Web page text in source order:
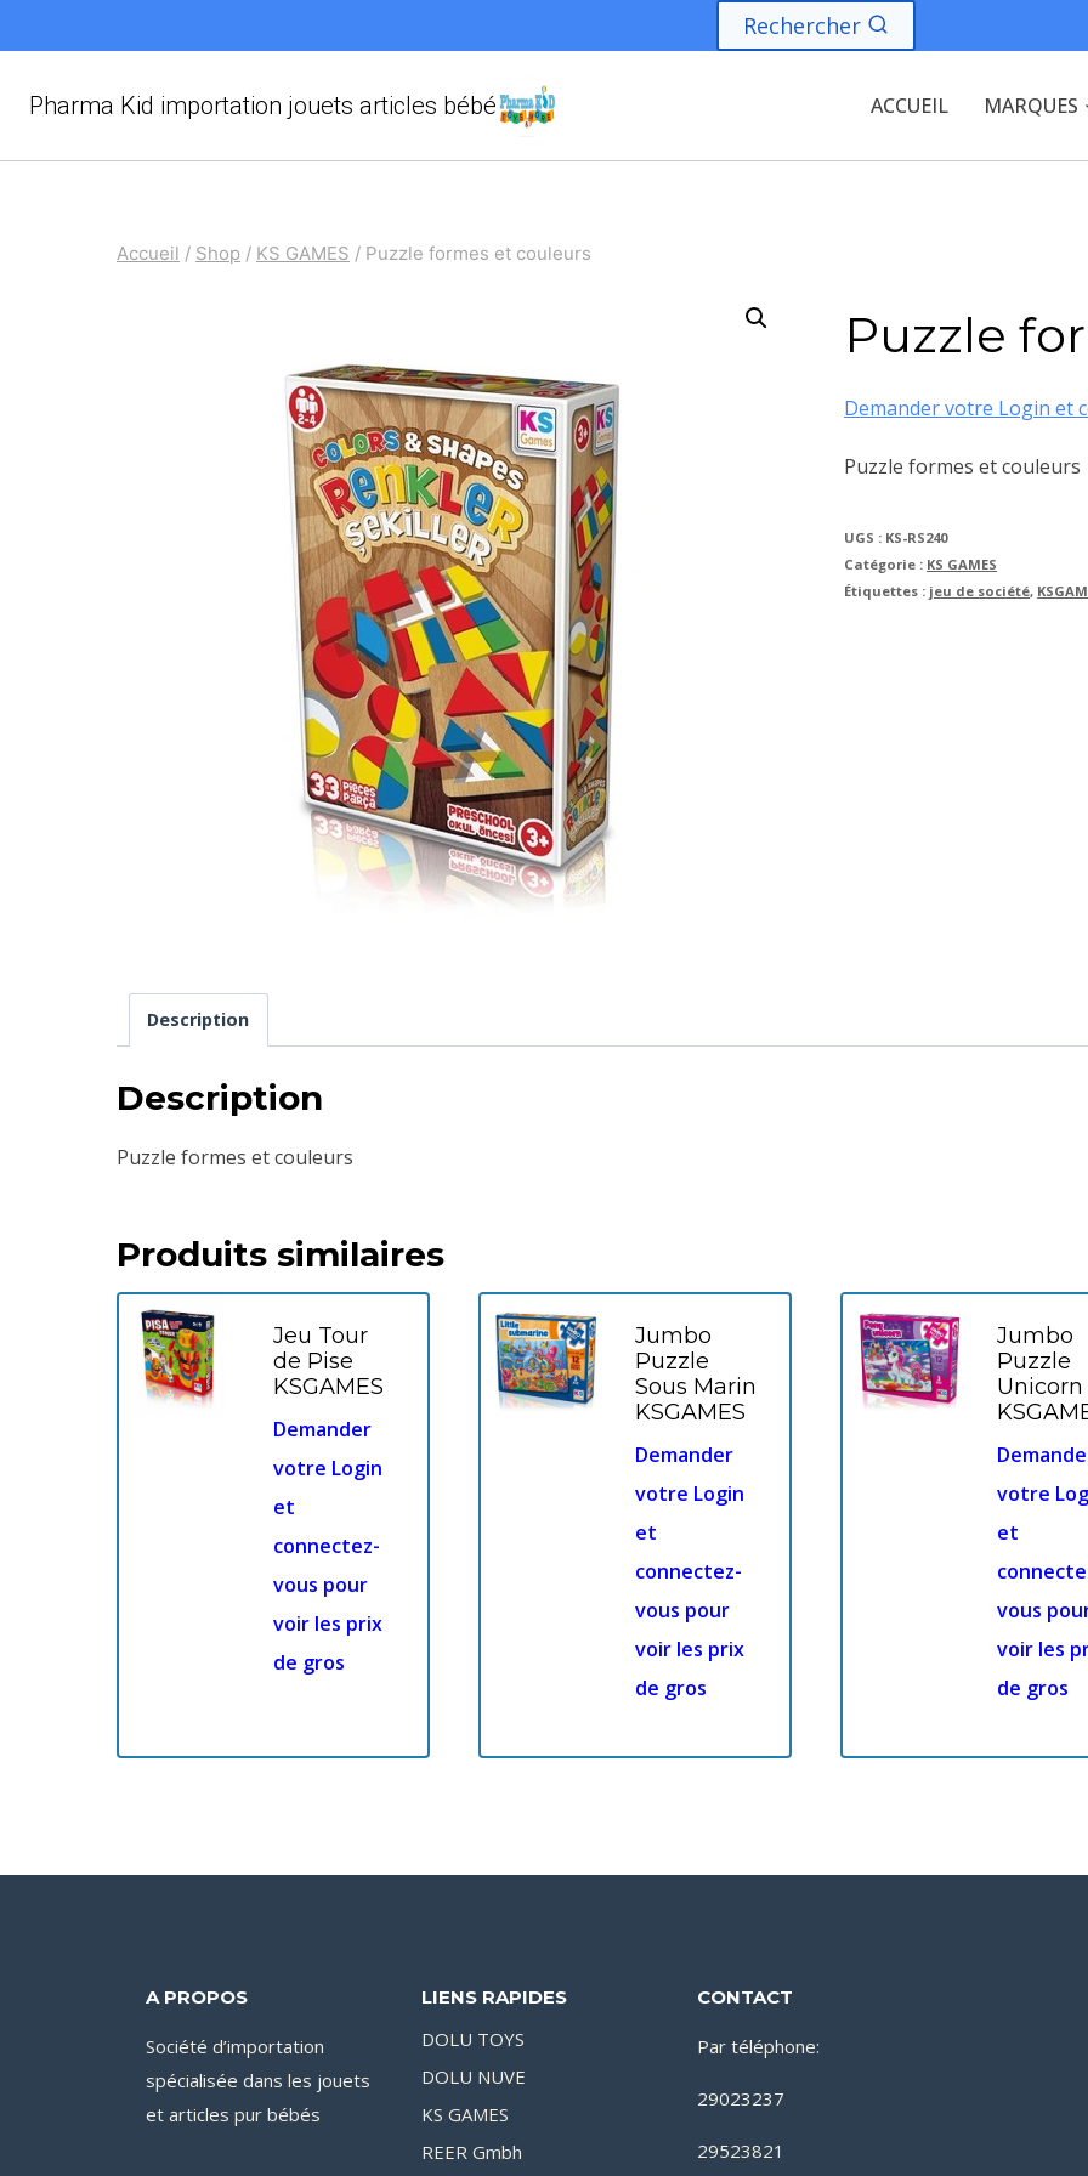
au
contenu
Rechercher
Pharma Kid importation jouets articles bébé ACCUEIL MARQUES
Accueil / Shop / KS GAMES / Puzzle formes et couleurs
Puzzle
Demander votre Login et
Puzzle formes et couleurs
UGS : KS-RS240
Catégorie : KS GAMES
Étiquettes : jeu de société,
Description
Description
Puzzle formes et couleurs
Produits similaires
Jeu Tour
de Pise
KSGAMES
Demander
votre Login
et
connectez-
vous pour
voir les prix
de gros
Jumbo
Puzzle
Sous Marin
KSGAMES
Demander
votre Login
et
connectez-
vous pour
voir les prix
de gros
Jumbo
Puzzle
Unicorn
votre
et
vous
voir les
de gros
A PROPOS
Société d’importation
spécialisée dans les jouets
et articles pur bébés
LIENS RAPIDES
DOLU TOYS
DOLU NUVE
KS GAMES
REER Gmbh
CONTACT
Par téléphone:
29023237
29523821